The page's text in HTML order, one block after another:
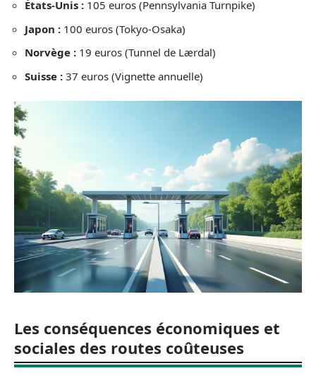
États-Unis : 105 euros (Pennsylvania Turnpike)
Japon : 100 euros (Tokyo-Osaka)
Norvège : 19 euros (Tunnel de Lærdal)
Suisse : 37 euros (Vignette annuelle)
Les conséquences économiques et
sociales des routes coûteuses